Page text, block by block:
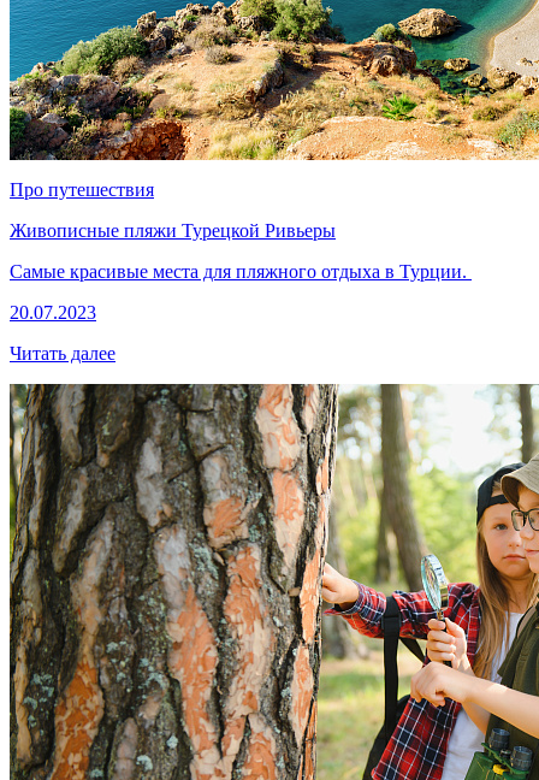
Про путешествия
Живописные пляжи Турецкой Ривьеры
Самые красивые места для пляжного отдыха в Турции.
20.07.2023
Читать далее